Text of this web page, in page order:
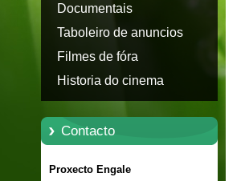
Documentais
Taboleiro de anuncios
Filmes de fóra
Historia do cinema
Contacto
Proxecto Engale